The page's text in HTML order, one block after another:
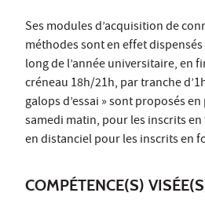
Ses modules d’acquisition de
méthodes sont en effet
long de l’année universitaire, en
créneau 18h/21h, par tranche
galops d’essai » sont proposés
samedi matin, pour les inscrits
en distanciel pour les inscrits en
COMPÉTENCE(S)